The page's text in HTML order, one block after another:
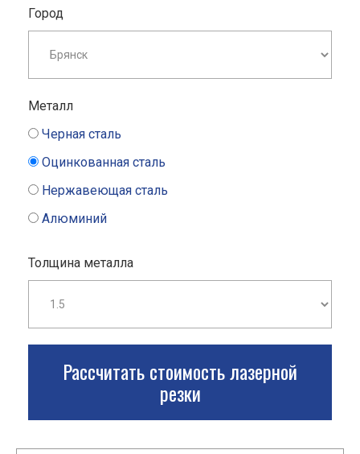
Город
Металл
Черная сталь
Оцинкованная сталь
Нержавеющая сталь
Алюминий
Толщина металла
Рассчитать стоимость лазерной
резки